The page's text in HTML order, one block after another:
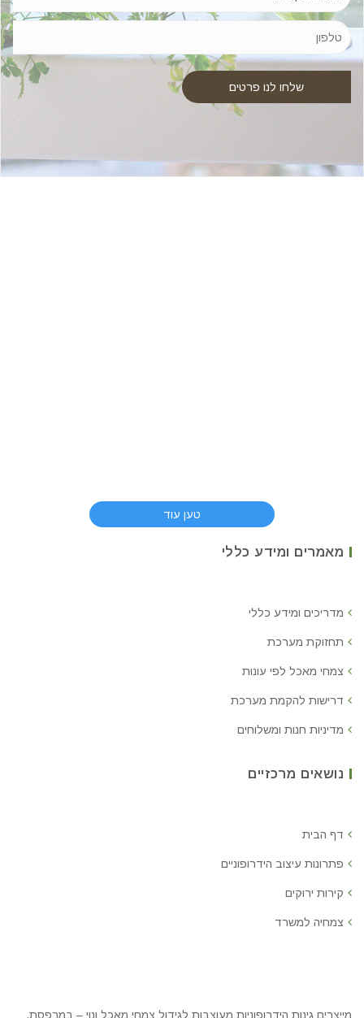
טען עוד
מאמרים ומידע כללי
מדריכים ומידע כללי
תחזוקת מערכת
צמחי מאכל לפי עונות
דרישות להקמת מערכת
מדיניות חנות ומשלוחים
נושאים מרכזיים
דף הבית
פתרונות עיצוב הידרופוניים
קירות ירוקים
צמחיה למשרד
מייצרים גינות הידרופוניות מעוצבות לגידול צמחי מאכל ונוי – במרפסת,